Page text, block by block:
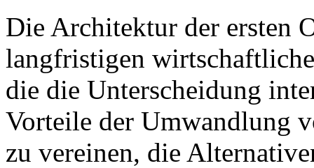
Die Architektur der ersten
langfristigen
die die Unterscheidung
Vorteile der Umwandlung
zu vereinen, die